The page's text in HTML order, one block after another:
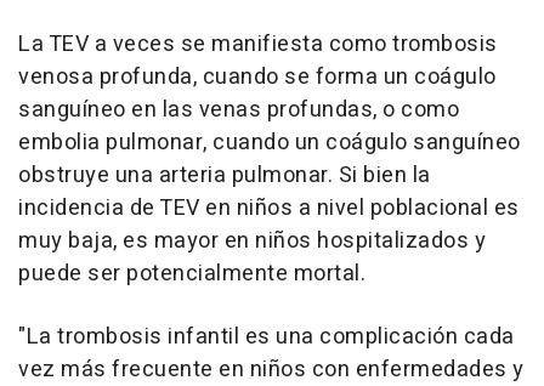
La TEV a veces se manifiesta como trombosis
venosa profunda, cuando se forma un coágulo
sanguíneo en las venas profundas, o como
embolia pulmonar, cuando un coágulo sanguíneo
obstruye una arteria pulmonar. Si bien la
incidencia de TEV en niños a nivel poblacional es
muy baja, es mayor en niños hospitalizados y
puede ser potencialmente mortal.
"La trombosis infantil es una complicación cada
vez más frecuente en niños con enfermedades y